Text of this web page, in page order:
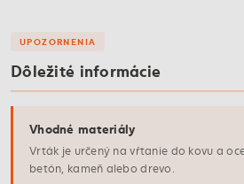
UPOZORNENIA
Dôležité informácie
Vhodné materiály
Vrták je určený na vŕtanie do kovu a
betón, kameň alebo drevo.